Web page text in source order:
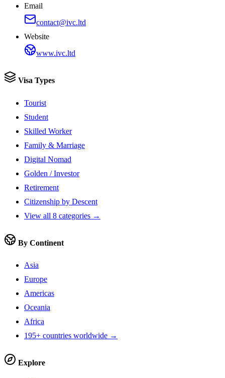
Email
contact@ivc.ltd
Website
www.ivc.ltd
Visa Types
Tourist
Student
Skilled Worker
Family & Marriage
Digital Nomad
Golden / Investor
Retirement
Citizenship by Descent
View all 8 categories →
By Continent
Asia
Europe
Americas
Oceania
Africa
195+ countries worldwide →
Explore